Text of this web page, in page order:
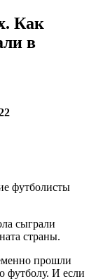
Как
в
сыграли
страны.
прошли
футболу. И если